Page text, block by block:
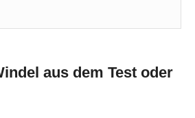
aus dem Test oder